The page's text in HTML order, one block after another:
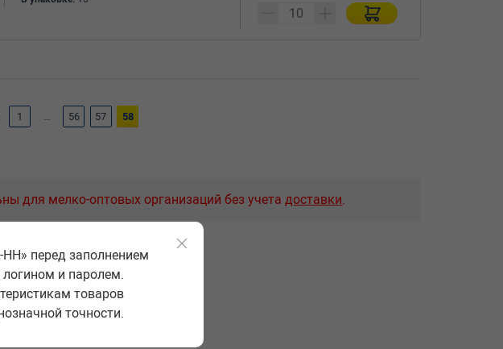
1 … 56 57 58
для мелко-оптовых организаций без учетадоставки.
перед заполнением
и паролем.
товаров
точности.